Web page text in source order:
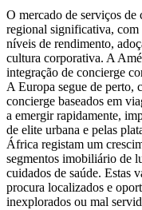
O mercado de serviços de
regional significativa, com
níveis de rendimento,
cultura corporativa. A
integração de concierge
A Europa segue de perto,
concierge baseados em
a emergir rapidamente,
de elite urbana e pelas
África registam um
segmentos imobiliário de
cuidados de saúde. Estas
procura localizados e
inexplorados ou mal